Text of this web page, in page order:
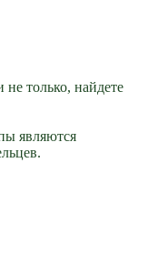
только, найдете
являются